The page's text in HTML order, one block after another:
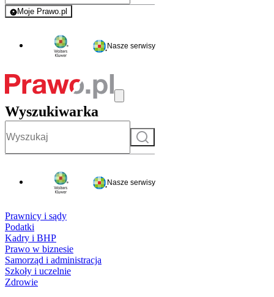
Moje Prawo.pl
- rejestracja i logowanie do serwisu
Nasze serwisy
Wyszukiwarka
Szukaj
Nasze serwisy
Prawnicy i sądy
Podatki
Kadry i BHP
Prawo w biznesie
Samorząd i administracja
Szkoły i uczelnie
Zdrowie